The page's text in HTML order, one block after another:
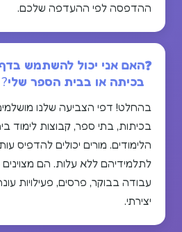
ההדפסה לפי ההעדפה שלכם.
האם אני יכול להשתמש
בכיתה או בבית הספר שלי?
בהחלט! דפי הצביעה שלנו
בכיתות, בתי ספר, קבוצות לימוד
הלימודים. מורים יכולים להדפיס
לתלמידיהם ללא עלות. הם
עבודה בבוקר, פרסים, פעילויות
יצירתי.